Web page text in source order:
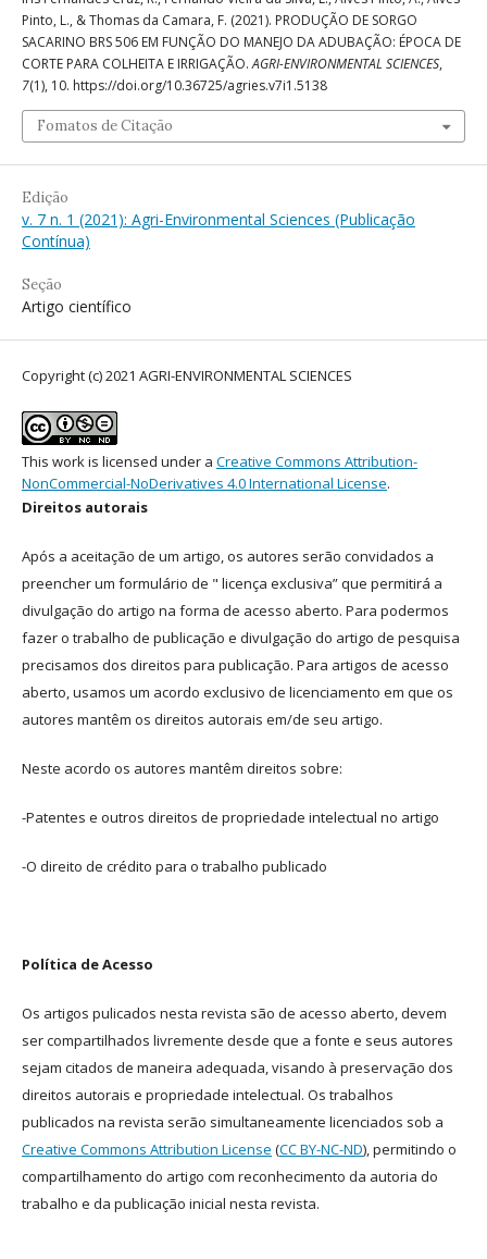
Pinto, L., & Thomas da Camara, F. (2021). PRODUÇÃO DE SORGO
SACARINO BRS 506 EM FUNÇÃO DO MANEJO DA ADUBAÇÃO: ÉPOCA DE
CORTE PARA COLHEITA E IRRIGAÇÃO.AGRI-ENVIRONMENTAL SCIENCES,
7(1), 10. https://doi.org/10.36725/agries.v7i1.5138
Fomatos de Citação
Edição
v. 7 n. 1 (2021): Agri-Environmental Sciences (Publicação
Contínua)
Seção
Artigo científico
Copyright (c) 2021 AGRI-ENVIRONMENTAL SCIENCES
This work is licensed under a Creative Commons Attribution-
NonCommercial-NoDerivatives 4.0 International License.
Direitos autorais
Após a aceitação de um artigo, os autores serão convidados a
preencher um formulário de " licença exclusiva” que permitirá a
divulgação do artigo na forma de acesso aberto. Para podermos
fazer o trabalho de publicação e divulgação do artigo de pesquisa
precisamos dos direitos para publicação. Para artigos de acesso
aberto, usamos um acordo exclusivo de licenciamento em que os
autores mantêm os direitos autorais em/de seu artigo.
Neste acordo os autores mantêm direitos sobre:
-Patentes e outros direitos de propriedade intelectual no artigo
-O direito de crédito para o trabalho publicado
Política de Acesso
Os artigos pulicados nesta revista são de acesso aberto, devem
ser compartilhados livremente desde que a fonte e seus autores
sejam citados de maneira adequada, visando à preservação dos
direitos autorais e propriedade intelectual. Os trabalhos
publicados na revista serão simultaneamente licenciados sob a
Creative Commons Attribution License (CC BY-NC-ND), permitindo o
compartilhamento do artigo com reconhecimento da autoria do
trabalho e da publicação inicial nesta revista.